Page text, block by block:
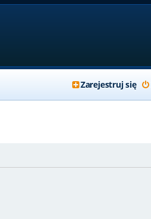
Zarejestruj się